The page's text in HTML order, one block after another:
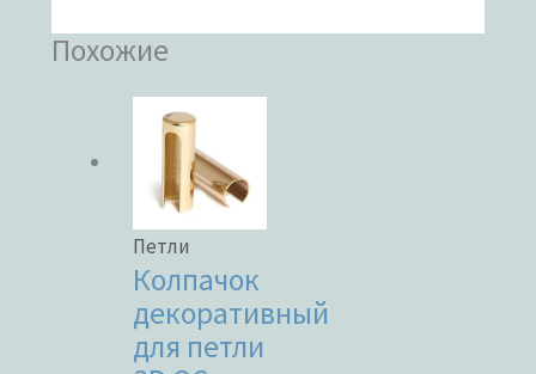
Похожие
Петли
Колпачок
декоративный
для петли